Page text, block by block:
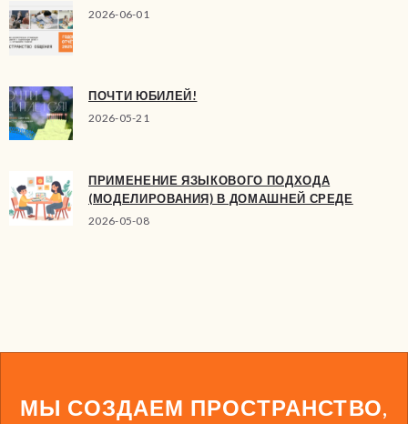
2026-06-01
ПОЧТИ ЮБИЛЕЙ!
2026-05-21
ПРИМЕНЕНИЕ ЯЗЫКОВОГО ПОДХОДА
(МОДЕЛИРОВАНИЯ) В ДОМАШНЕЙ СРЕДЕ
2026-05-08
МЫ СОЗДАЕМ ПРОСТРАНСТВО,